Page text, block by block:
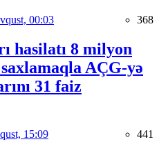
00:03 368
hasilatı 8 milyon
AÇG-yə
31 faiz
15:09 441